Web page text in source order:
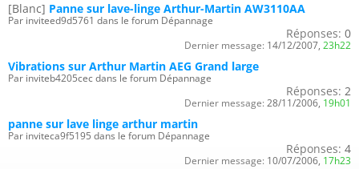
[Blanc] Panne sur lave-linge Arthur-Martin AW3110AA
Par inviteed9d5761 dans le forum Dépannage
Réponses: 0
Dernier message: 14/12/2007, 23h22
Vibrations sur Arthur Martin AEG Grand large
Par inviteb4205cec dans le forum Dépannage
Réponses: 2
Dernier message: 28/11/2006, 19h01
panne sur lave linge arthur martin
Par inviteca9f5195 dans le forum Dépannage
Réponses: 4
Dernier message: 10/07/2006, 17h23